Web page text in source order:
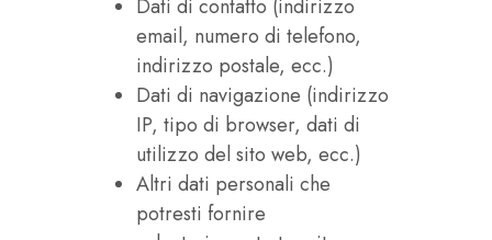
Dati di contatto (indirizzo
email, numero di telefono,
indirizzo postale, ecc.)
Dati di navigazione (indirizzo
IP, tipo di browser, dati di
utilizzo del sito web, ecc.)
Altri dati personali che
potresti fornire